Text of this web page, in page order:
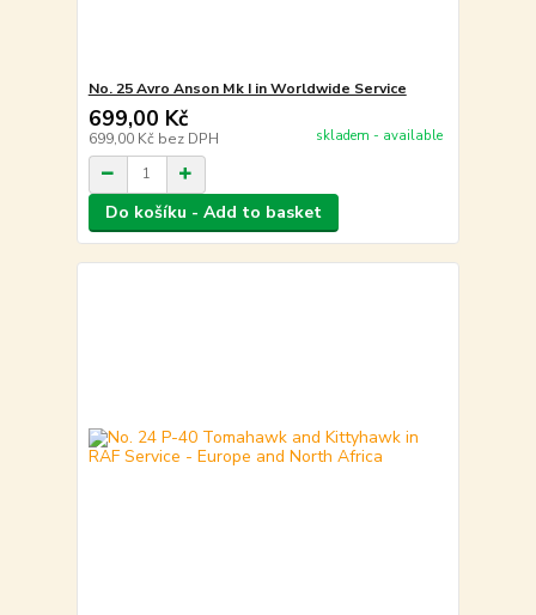
No. 25 Avro Anson Mk I in Worldwide Service
699,00 Kč
699,00 Kč bez DPH skladem - available
Do košíku - Add to basket